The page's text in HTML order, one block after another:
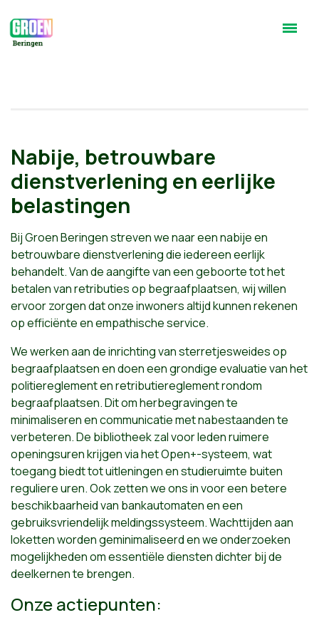
Nabije, betrouwbare
dienstverlening en eerlijke
belastingen
Bij Groen Beringen streven we naar een nabije en
betrouwbare dienstverlening die iedereen eerlijk
behandelt. Van de aangifte van een geboorte tot het
betalen van retributies op begraafplaatsen, wij willen
ervoor zorgen dat onze inwoners altijd kunnen rekenen
op efficiënte en empathische service.
We werken aan de inrichting van sterretjesweides op
begraafplaatsen en doen een grondige evaluatie van het
politiereglement en retributiereglement rondom
begraafplaatsen. Dit om herbegravingen te
minimaliseren en communicatie met nabestaanden te
verbeteren. De bibliotheek zal voor leden ruimere
openingsuren krijgen via het Open+-systeem, wat
toegang biedt tot uitleningen en studieruimte buiten
reguliere uren. Ook zetten we ons in voor een betere
beschikbaarheid van bankautomaten en een
gebruiksvriendelijk meldingssysteem. Wachttijden aan
loketten worden geminimaliseerd en we onderzoeken
mogelijkheden om essentiële diensten dichter bij de
deelkernen te brengen.
Onze actiepunten: